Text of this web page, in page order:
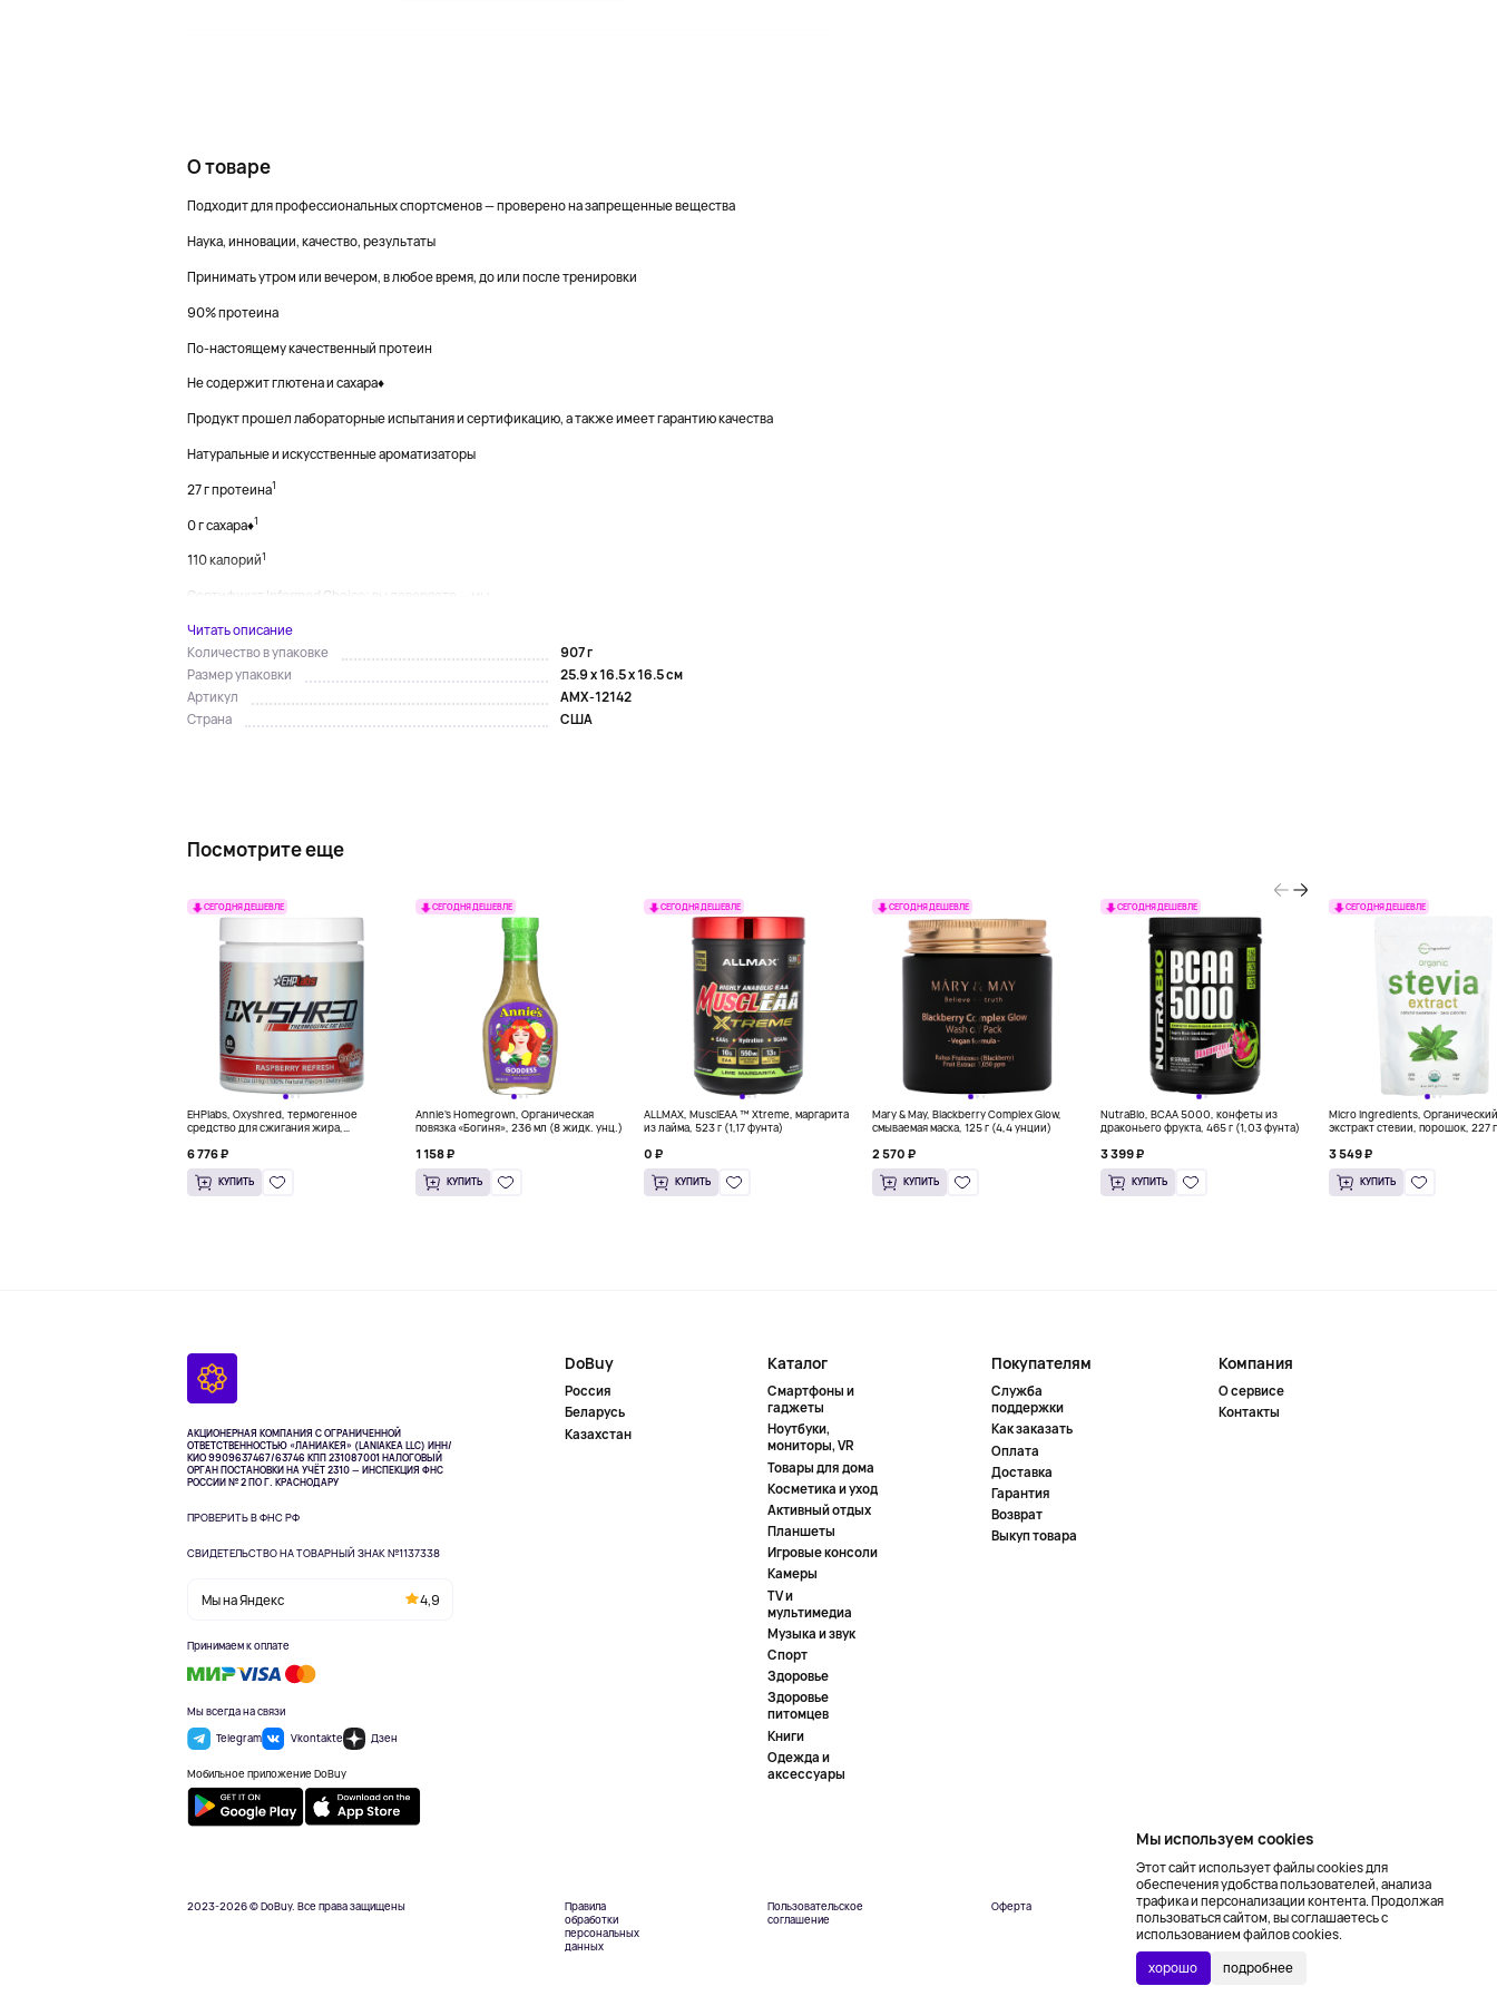
О товаре
Подходит для профессиональных спортсменов — проверено на запрещенные вещества
Наука, инновации, качество, результаты
Принимать утром или вечером, в любое время, до или после тренировки
90% протеина
По-настоящему качественный протеин
Не содержит глютена и сахара♦
Продукт прошел лабораторные испытания и сертификацию, а также имеет гарантию качества
Натуральные и искусственные ароматизаторы
27 г протеина1
0 г сахара♦1
110 калорий1
Сертификат Informed Choice: вы доверяете — мы...
Читать описание
Количество в упаковке
907 г
Размер упаковки
25.9 x 16.5 x 16.5 см
Артикул
AMX-12142
Страна
США
Посмотрите еще
СЕГОДНЯ ДЕШЕВЛЕ
EHPlabs, Oxyshred, термогенное
средство для сжигания жира,
унции)
6 776 ₽
КУПИТЬ
СЕГОДНЯ ДЕШЕВЛЕ
Annie's Homegrown, Органическая
повязка «Богиня», 236 мл (8 жидк. унц.)
1 158 ₽
КУПИТЬ
СЕГОДНЯ ДЕШЕВЛЕ
ALLMAX, MusclEAA ™ Xtreme, маргарита
из лайма, 523 г (1,17 фунта)
0 ₽
КУПИТЬ
СЕГОДНЯ ДЕШЕВЛЕ
Mary & May, Blackberry Complex Glow,
смываемая маска, 125 г (4,4 унции)
2 570 ₽
КУПИТЬ
СЕГОДНЯ ДЕШЕВЛЕ
NutraBio, BCAA 5000, конфеты из
драконьего фрукта, 465 г (1,03 фунта)
3 399 ₽
КУПИТЬ
СЕГОДНЯ ДЕШЕВЛЕ
Micro Ingredients, Органический
экстракт стевии, порошок, 227
3 549 ₽
КУПИТЬ
АКЦИОНЕРНАЯ КОМПАНИЯ С ОГРАНИЧЕННОЙ
ОТВЕТСТВЕННОСТЬЮ «ЛАНИАКЕЯ» (LANIAKEA LLC) ИНН/
КИО 9909637467/63746 КПП 231087001НАЛОГОВЫЙ
ОРГАН ПОСТАНОВКИ НА УЧЁТ 2310 — ИНСПЕКЦИЯ ФНС
РОССИИ № 2 ПО Г. КРАСНОДАРУ
ПРОВЕРИТЬ В ФНС РФ
СВИДЕТЕЛЬСТВО НА ТОВАРНЫЙ ЗНАК №1137338
Мы на Яндекс 4,9
Принимаем к оплате
Мы всегда на связи
Telegram
Vkontakte Дзен
Мобильное приложение DoBuy
DoBuy
Россия
Беларусь
Казахстан
Каталог
Смартфоны и
гаджеты
Ноутбуки,
мониторы, VR
Товары для дома
Косметика и уход
Активный отдых
Планшеты
Игровые консоли
Камеры
TV и
мультимедиа
Музыка и звук
Спорт
Здоровье
Здоровье
питомцев
Книги
Одежда и
аксессуары
Покупателям
Служба
поддержки
Как заказать
Оплата
Доставка
Гарантия
Возврат
Выкуп товара
Компания
О сервисе
Контакты
2023-2026 © DoBuy. Все права защищены
Правила
обработки
персональных
данных
Пользовательское
соглашение
Оферта
Создание сайта –
NetLab
Мы используем cookies
Этот сайт использует файлы cookies для
обеспечения удобства пользователей, анализа
трафика и персонализации контента. Продолжая
пользоваться сайтом, вы соглашаетесь с
использованием файлов cookies.
хорошо подробнее